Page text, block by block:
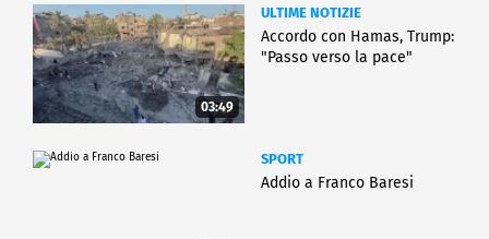
03:49
ULTIME NOTIZIE
Accordo con Hamas, Trump:
"Passo verso la pace"
SPORT
Addio a Franco Baresi